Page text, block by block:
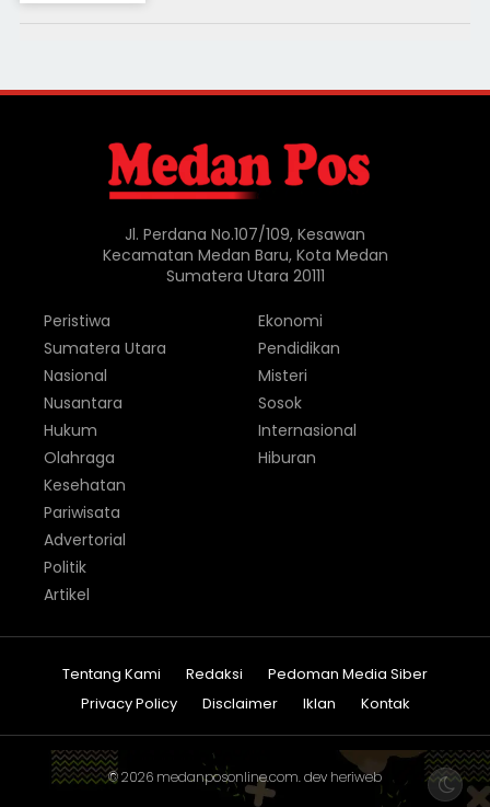
Jl. Perdana No.107/109, Kesawan
Kecamatan Medan Baru, Kota Medan
Sumatera Utara 20111
Peristiwa
Sumatera Utara
Nasional
Nusantara
Hukum
Olahraga
Ekonomi
Pendidikan
Misteri
Sosok
Internasional
Hiburan
Kesehatan
Pariwisata
Advertorial
Politik
Artikel
Tentang Kami Redaksi
Pedoman Media Siber
Privacy Policy
Disclaimer Iklan Kontak
© 2026 medanposonline.com. dev heriweb